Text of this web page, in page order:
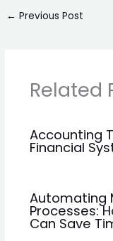
← Previous Post
Related
Accounting
Financial
Automating
Processes:
Can Save